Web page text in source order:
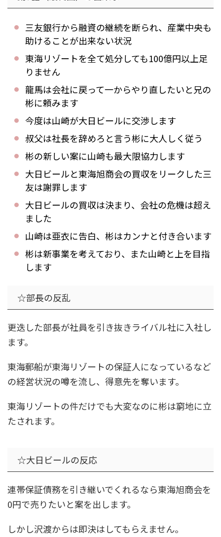
三友銀行から融資の継続を断られ、産業中央も
助けることが出来ない状況
東海リゾートを全て処分しても100億円以上足
りません
龍馬は会社に戻って一からやり直したいと兄の
彬に頼みます
今度は山崎が大日ビールに交渉します
叔父は社長を辞めろと言う彬に大人しく従う
彬の新しい案に山崎も最大限協力します
大日ビールと東海旭商会の買収をリークした三
友は謝罪します
大日ビールの買収は決まり、会社の危機は超え
ました
山崎は亜衣に告白、彬はカンナと付き合います
彬は新事業を考えており、また山崎と上を目指
します
☆部長の反乱
更迭した部長が社員を引き抜きライバル社に入社し
ます。
東海郵船が東海リゾートの保証人になっているなど
の経営状況の噂を流し、得意先を奪います。
東海リゾートの件だけでも大変なのに彬は窮地に立
たされます。
☆大日ビールの反応
連帯保証債務を引き継いでくれるなら東海旭商会を
0円で売りたいと案を出します。
しかし沢渡からは即決はしてもらえません。